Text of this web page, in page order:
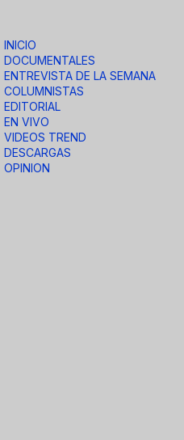
INICIO
DOCUMENTALES
ENTREVISTA DE LA SEMANA
COLUMNISTAS
EDITORIAL
EN VIVO
VIDEOS TREND
DESCARGAS
OPINION